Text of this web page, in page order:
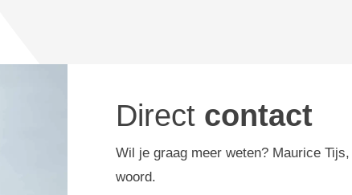
Direct contact
Wil je graag meer weten? Maurice
woord.